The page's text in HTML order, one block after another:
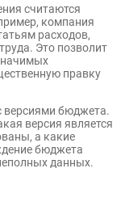
считаются
компания
расходов,
Это позволит
правку
версиями бюджета.
версия является
а какие
бюджета
данных.